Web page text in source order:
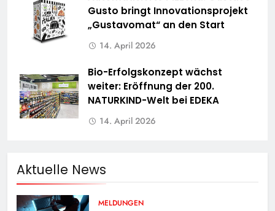
Gusto bringt Innovationsprojekt
„Gustavomat“ an den Start
14. April 2026
Bio-Erfolgskonzept wächst
weiter: Eröffnung der 200.
NATURKIND-Welt bei EDEKA
14. April 2026
Aktuelle News
MELDUNGEN